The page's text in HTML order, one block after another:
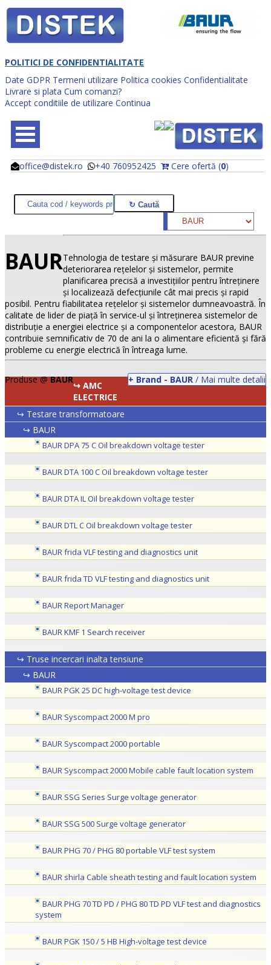
POLITICI DE CONFIDENTIALITATE
Date GDPR Termeni utilizare Politica cookies Confidentialitate
Livrare si plata Cum comanzi?
Accept conditiile de utilizare Continua
office@distek.ro +40 760952425 Cere ofertă (0)
@
@
•
•
BAURTehnologia de testare şi măsurare BAUR previne
deteriorarea reţelelor şi sistemelor, permite
planificarea precisă a investiţiilor pentru întreţinere
şi localizează defecţiunile cât mai precis şi rapid
posibil. Pentru fiabilitatea reţelelor şi sistemelor dumneavoastră. În
calitate de lider de piaţă în service-ul şi întreţinerea sistemelor de
distribuţie a energiei electrice şi a componentelor acestora, BAUR
contribuie semnificativ de 70 de ani la o alimentare eficientă şi fără
probleme cu energie electrică în întreaga lume.
+ Brand - BAUR / Mai multe detalii
Produse @BAUR
↪ AMC
ELECTRICE
↪ Testare transformatoare
↪ BAUR
BAUR DPA 75 C Oil breakdown voltage tester
BAUR DTA 100 C Oil breakdown voltage tester
BAUR DTA IL Oil breakdown voltage tester
BAUR DTL C Oil breakdown voltage tester
BAUR frida VLF testing and diagnostics unit
BAUR frida TD VLF testing and diagnostics unit
BAUR Report Manager
BAUR KMF 1 Search receiver
↪ Truse incercari inalta tensiune
↪ BAUR
BAUR PGK 25 DC high-voltage test device
BAUR Syscompact 2000 M pro
BAUR Syscompact 2000 portable
BAUR Syscompact 2000 Mobile cable fault location system
BAUR SSG Series Surge voltage generator
BAUR SSG 500 Surge voltage generator
BAUR PHG 70 / PHG 80 portable VLF test system
BAUR shirla Cable sheath testing and fault location system
BAUR PHG 70 TD PD / PHG 80 TD PD VLF test and diagnostics
system
BAUR PGK 150 / 5 HB High-voltage test device